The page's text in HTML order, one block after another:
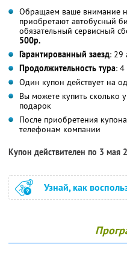
Обращаем ваше внимание
приобретают автобусный
обязательный сервисный
500р.
Гарантированный заезд: 29
Продолжительность тура: 4
Один купон действует на
Вы можете купить сколько
подарок
После приобретения
телефонам компании
Купон действителен по 3 мая
Узнай, как